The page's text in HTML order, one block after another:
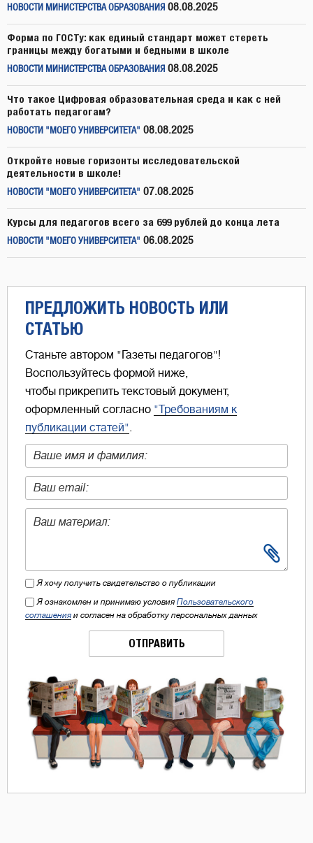
НОВОСТИ МИНИСТЕРСТВА ОБРАЗОВАНИЯ 08.08.2025
Форма по ГОСТу: как единый стандарт может стереть
границы между богатыми и бедными в школе
НОВОСТИ МИНИСТЕРСТВА ОБРАЗОВАНИЯ 08.08.2025
Что такое Цифровая образовательная среда и как с ней
работать педагогам?
НОВОСТИ "МОЕГО УНИВЕРСИТЕТА" 08.08.2025
Откройте новые горизонты исследовательской
деятельности в школе!
НОВОСТИ "МОЕГО УНИВЕРСИТЕТА" 07.08.2025
Курсы для педагогов всего за 699 рублей до конца лета
НОВОСТИ "МОЕГО УНИВЕРСИТЕТА" 06.08.2025
ПРЕДЛОЖИТЬ НОВОСТЬ ИЛИ
СТАТЬЮ
Станьте автором "Газеты педагогов"!
Воспользуйтесь формой ниже,
чтобы прикрепить текстовый документ,
оформленный согласно "Требованиям к
публикации статей"
Я хочу получить свидетельство о публикации
Я ознакомлен и принимаю условия Пользовательского
соглашения и согласен на обработку персональных данных
ОТПРАВИТЬ